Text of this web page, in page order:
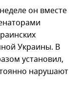
он вместе
Украины. В
установил,
нарушают